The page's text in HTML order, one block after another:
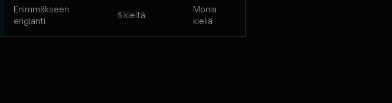
Enimmäkseen
englanti
5 kieltä
Monia
kieliä